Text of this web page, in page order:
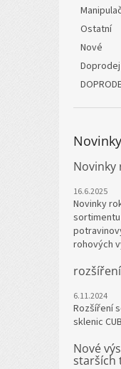
Ostatní
Nové
Doprodej
Novinky
Novinky
16.6.2025
Novinky
rohových
6.11.2024
Rozšíření
sklenic
Nové
starších